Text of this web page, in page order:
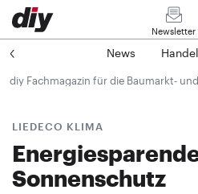
Newsletter
News Handel
diy Fachmagazin für die Baumarkt-
LIEDECO KLIMA
Sonnenschutz